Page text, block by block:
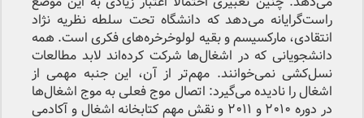
راست‌گرایانه می‌دهد که دانشگاه تحت سلطه نظریه نژاد
انتقادی، مارکسیسم و بقیه لولو‌خرخره‌های فکری است. همه
دانشجویانی که در اشغال‌ها شرکت کرده‌اند لابد مطالعات
نسل‌کشی نمی‌خوانند. مهم‌تر از آن، این جنبه مهمی از
اشغال را نادیده می‌گیرد: اتصال موج فعلی به موج اشغال‌ها
در دوره ۲۰۱۰ و ۲۰۱۱ و نقش مهم کتابخانه اشغال و آکادمی